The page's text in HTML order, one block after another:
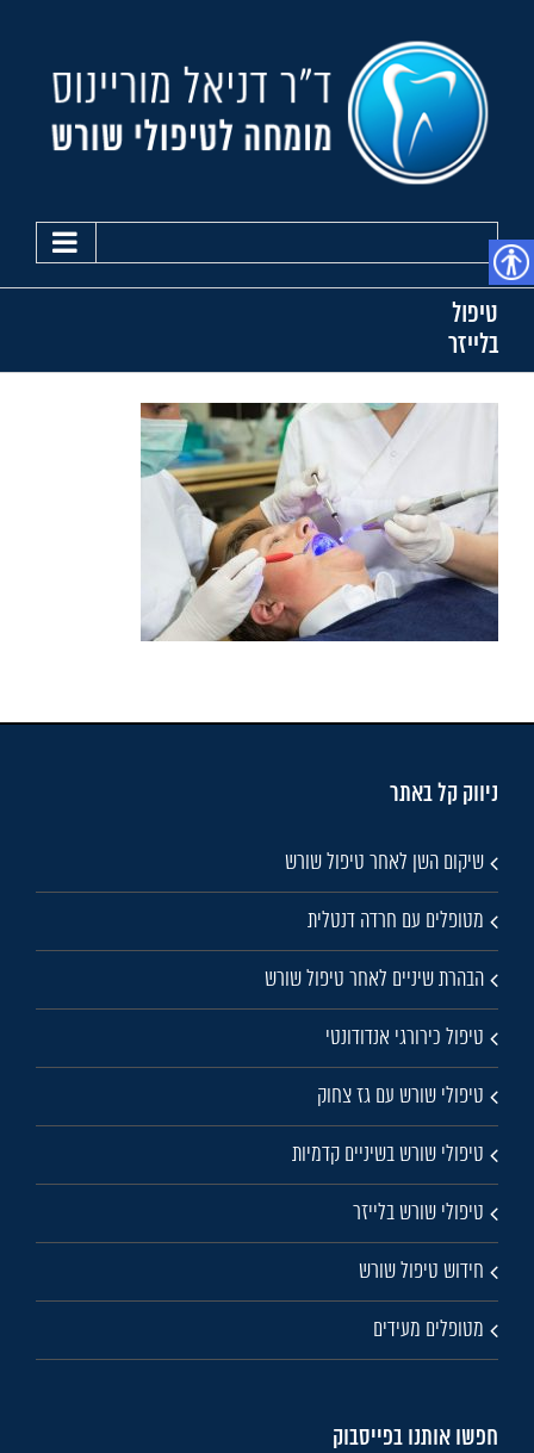
נגישות
content
טיפול
בלייזר
ניווק קל באתר
שיקום השן לאחר טיפול שורש
מטופלים עם חרדה דנטלית
הבהרת שיניים לאחר טיפול שורש
טיפול כירורגי אנדודונטי
טיפולי שורש עם גז צחוק
טיפולי שורש בשיניים קדמיות
טיפולי שורש בלייזר
חידוש טיפול שורש
מטופלים מעידים
חפשו אותנו בפייסבוק